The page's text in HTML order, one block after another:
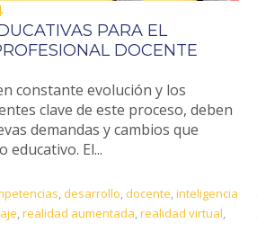
PARA EL
DOCENTE
constante evolución y los
clave de este proceso, deben
demandas y cambios que
El...
, desarrollo, docente,inteligencia
,realidad aumentada,realidad virtual,